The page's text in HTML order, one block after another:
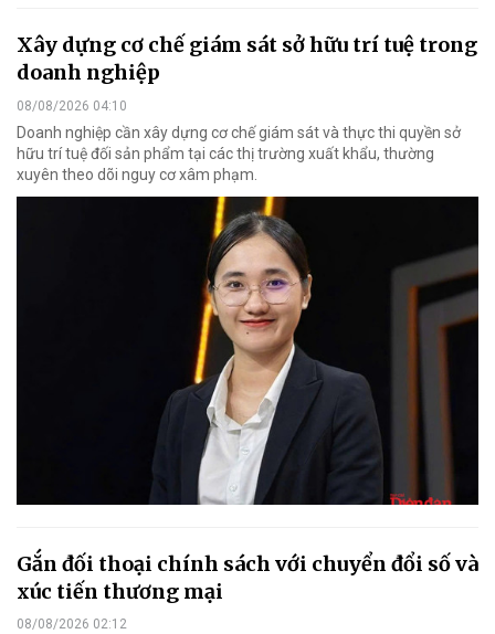
Xây dựng cơ chế giám sát sở hữu trí tuệ trong
doanh nghiệp
08/08/2026 04:10
Doanh nghiệp cần xây dựng cơ chế giám sát và thực thi quyền sở
hữu trí tuệ đối sản phẩm tại các thị trường xuất khẩu, thường
xuyên theo dõi nguy cơ xâm phạm.
Gắn đối thoại chính sách với chuyển đổi số và
xúc tiến thương mại
08/08/2026 02:12